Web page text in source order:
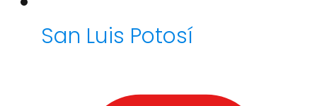
San Luis Potosí